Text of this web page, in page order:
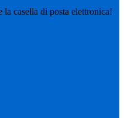
casella di posta elettronica!